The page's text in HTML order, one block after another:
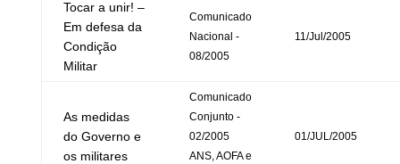
Tocar a unir! –
Em defesa da
Condição
Militar
Comunicado
Nacional -
08/2005
11/Jul/2005
As medidas
do Governo e
os militares
Comunicado
Conjunto -
02/2005
ANS, AOFA e
01/JUL/2005